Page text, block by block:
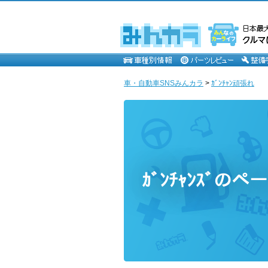
車・自動車SNSみんカラ > ｶﾞﾝﾁｬﾝ頑張れ
ｶﾞﾝﾁｬﾝｽﾞのペ